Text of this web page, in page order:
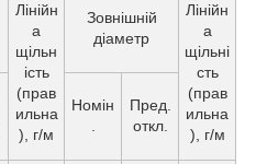
Лінійн
а
щільн
ість
(прав
ильна
), г/м
Зовнішній
діаметр
Лінійн
а
щільні
сть
(прав
ильна
), г/м
Номін
Пред.
откл.